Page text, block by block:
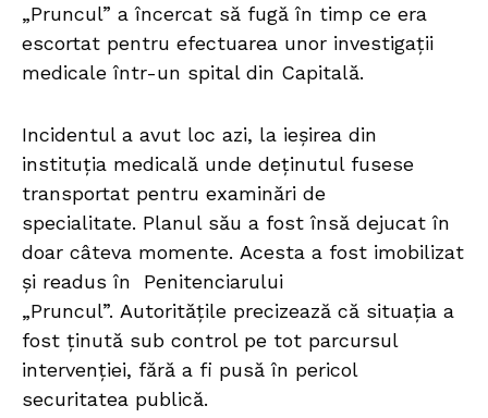
„Pruncul” a încercat să fugă în timp ce era
escortat pentru efectuarea unor investigații
medicale într-un spital din Capitală.
Incidentul a avut loc azi, la ieșirea din
instituția medicală unde deținutul fusese
transportat pentru examinări de
specialitate. Planul său a fost însă dejucat în
doar câteva momente. Acesta a fost imobilizat
și readus în Penitenciarului
„Pruncul”. Autoritățile precizează că situația a
fost ținută sub control pe tot parcursul
intervenției, fără a fi pusă în pericol
securitatea publică.